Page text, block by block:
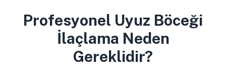
Profesyonel Uyuz Böceği
İlaçlama Neden
Gereklidir?